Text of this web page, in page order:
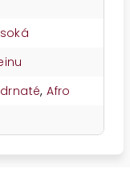
,Afro